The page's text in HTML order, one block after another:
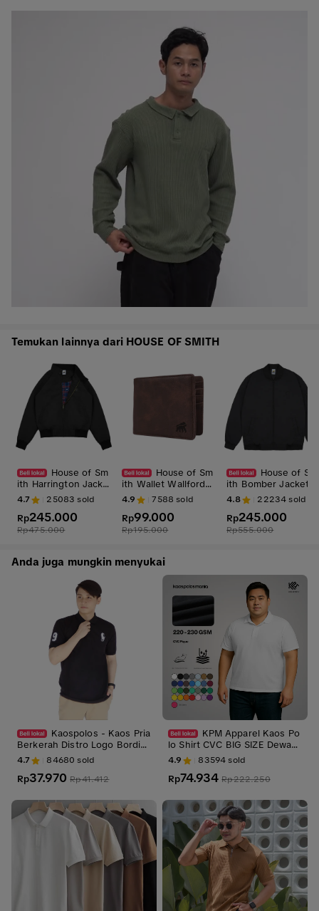
Temukan lainnya dari HOUSE OF SMITH
House of Sm
ith Harrington Jacke
t Hangor Black #6 -
Jaket Harrington Pri
a Hitam
4.7 25083 sold
Rp245.000
Rp475.000
House of Sm
ith Wallet Wallford C
razo Brown #4 - Do
mpet Pria
4.9 7588 sold
Rp99.000
Rp195.000
House of Sm
ith Bomber Jacket B
omith Black #3 - Jak
et Bomber Pria Hita
m
4.8 22234sold
Rp245.000
Rp555.000
Anda juga mungkin menyukai
Kaospolos - Kaos Pria
Berkerah Distro Logo Bordir
Lengan Pendek | Kaos Kerah
Pria Katun Polo Hitam
4.7 84680 sold
Rp37.970 Rp41.412
KPM Apparel Kaos Po
lo Shirt CVC BIG SIZE Dewasa
Polos Lengan Pendek kerah f
ormal Pria Basic
4.9 83594sold
Rp74.934 Rp222.250